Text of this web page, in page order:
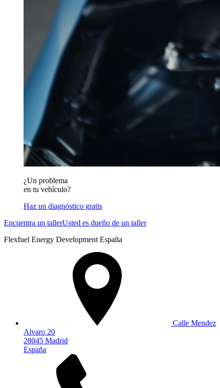
¿Un problema
en tu vehículo?
Haz un diagnóstico gratis
Encuentra un tallerUsted es dueño de un taller
Flexfuel Energy Development España
Calle Mendez
Alvaro 20
28045 Madrid
España